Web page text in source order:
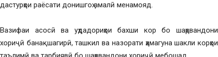
дастурҳои раёсати донишгоҳ амалӣ менамояд.
Вазифаи асосӣ ва уҳдадориҳои бахши кор бо шаҳрвандони
хориҷӣ банақшагирӣ, ташкил ва назорати ҳамагуна шакли корҳои